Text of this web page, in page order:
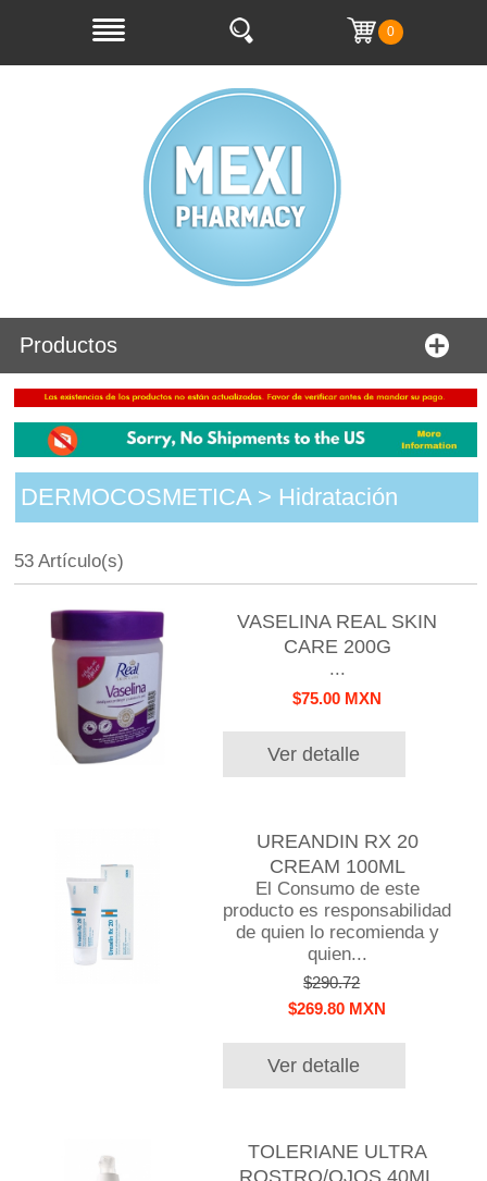
0
Productos
DERMOCOSMETICA > Hidratación
53 Artículo(s)
VASELINA REAL SKIN
CARE 200G
...
$75.00 MXN
Ver detalle
UREANDIN RX 20
CREAM 100ML
El Consumo de este
producto es responsabilidad
de quien lo recomienda y
quien...
$290.72
$269.80 MXN
Ver detalle
TOLERIANE ULTRA